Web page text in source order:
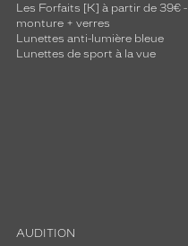
Les Forfaits [K] à partir de 39€ -
monture + verres
Lunettes anti-lumière bleue
Lunettes de sport à la vue
AUDITION